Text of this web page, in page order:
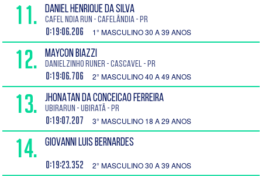
11. DANIEL HENRIQUE DA SILVA
Cafel ndia Run - Cafelândia - PR
0:19:06.206 1° MASCULINO 30 A 39 ANOS
12. MAYCON BIAZZI
Danielzinho runer - Cascavel - PR
0:19:06.706 2° MASCULINO 40 A 49 ANOS
13. JHONATAN DA CONCEICAO FERREIRA
Ubirarun - Ubiratã - PR
0:19:07.207 3° MASCULINO 18 A 29 ANOS
14. GIOVANNI LUIS BERNARDES
0:19:23.352 2° MASCULINO 30 A 39 ANOS